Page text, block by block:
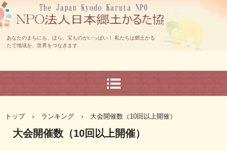
あなたのまちにも、ほら、宝ものがいっぱい！ 私たちは郷土かる
たで地域を、世界をつなぎます
トップ › ランキング › 大会開催数（10回以上開催）
大会開催数（10回以上開催）